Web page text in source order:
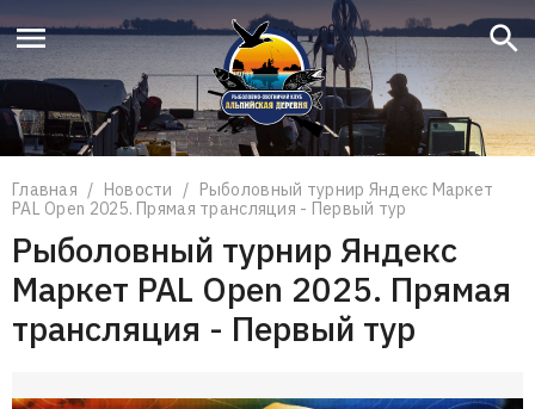
Главная / Новости / Рыболовный турнир Яндекс Маркет
PAL Open 2025. Прямая трансляция - Первый тур
Рыболовный турнир Яндекс
Маркет PAL Open 2025. Прямая
трансляция - Первый тур
Что вы ищете?
Поиск